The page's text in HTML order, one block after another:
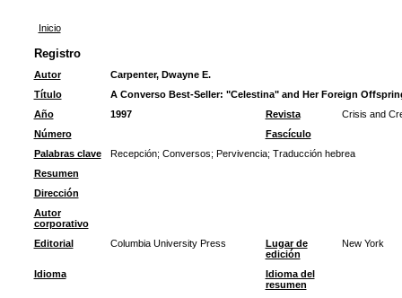
Inicio
Registro
Autor
Carpenter, Dwayne E.
Título
A Converso Best-Seller: "Celestina" and Her Foreign
Año
1997 Revista
Crisis and
Número
Fascículo
Palabras clave
Recepción; Conversos; Pervivencia; Traducción hebrea
Resumen
Dirección
Autor
corporativo
Editorial
Columbia University Press
Lugar de
edición
New York
Idioma
Idioma del
resumen